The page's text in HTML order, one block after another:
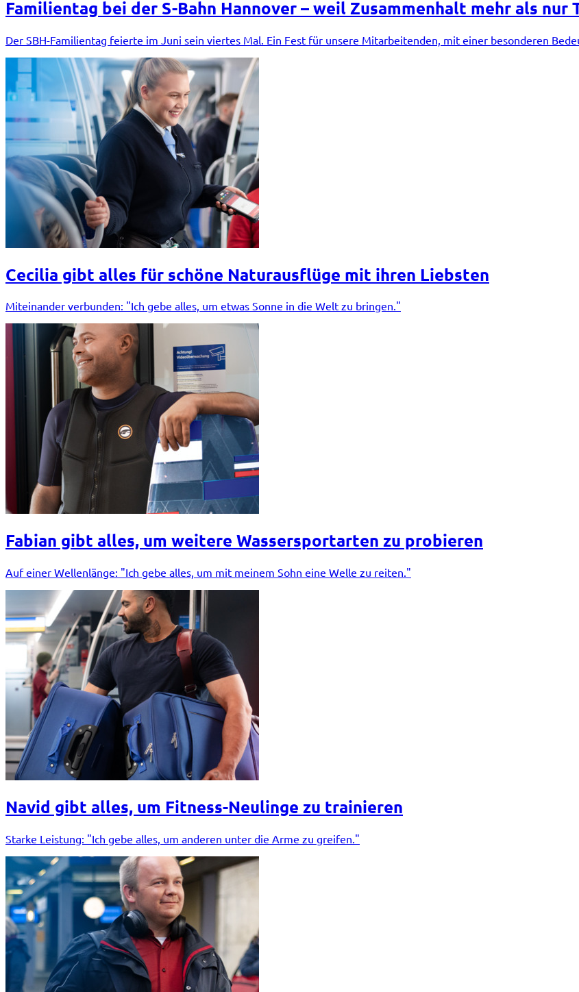
Familientag bei der S-Bahn Hannover – weil Zusammenhalt mehr als nur
Der SBH-Familientag feierte im Juni sein viertes Mal. Ein Fest für unsere Mitarbeitenden, mit einer besonderen
Cecilia gibt alles für schöne Naturausflüge mit ihren Liebsten
Miteinander verbunden: "Ich gebe alles, um etwas Sonne in die Welt zu bringen."
Fabian gibt alles, um weitere Wassersportarten zu probieren
Auf einer Wellenlänge: "Ich gebe alles, um mit meinem Sohn eine Welle zu reiten."
Navid gibt alles, um Fitness-Neulinge zu trainieren
Starke Leistung: "Ich gebe alles, um anderen unter die Arme zu greifen."